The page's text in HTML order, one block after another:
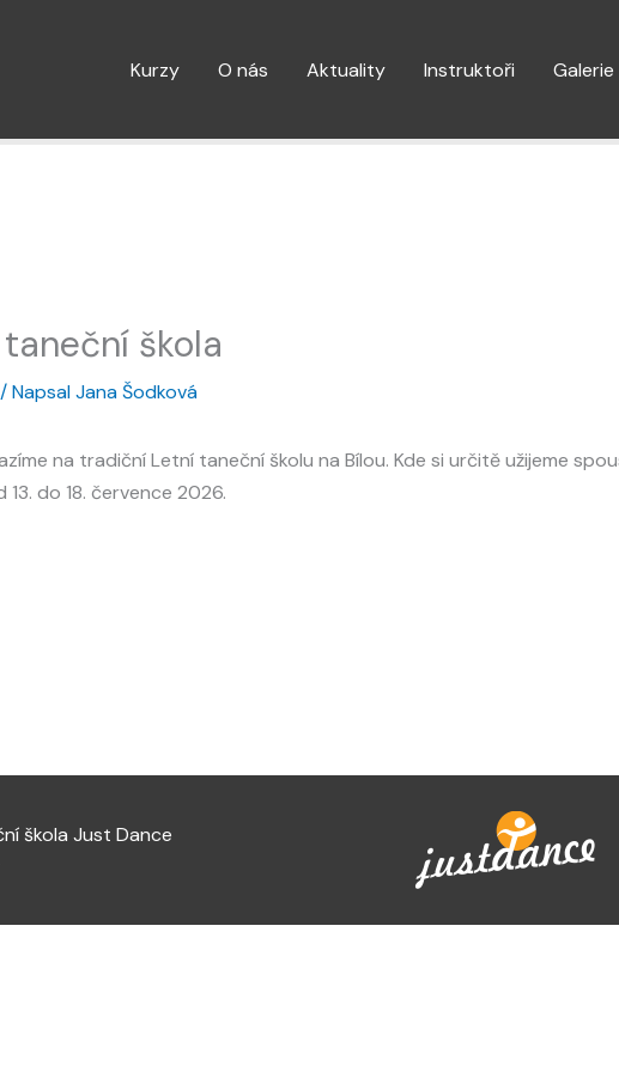
Kurzy O nás Aktuality Instruktoři Galerie
škola
NapsalJana Šodková
na tradiční Letní taneční školu na Bílou. Kde si určitě užijeme
13. do 18. července 2026.
škola Just Dance